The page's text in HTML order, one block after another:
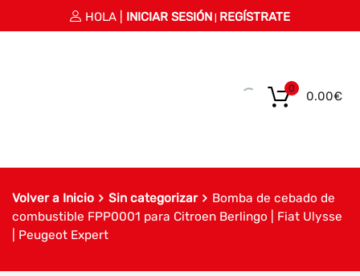
HOLA | INICIAR SESIÓN REGÍSTRATE
0.00€
0
Volver a Inicio Sin categorizar
Bomba de cebado de
combustible FPP0001 para Citroen Berlingo | Fiat Ulysse
| Peugeot Expert